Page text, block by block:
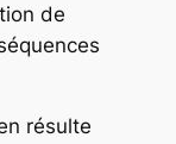
de
résulte